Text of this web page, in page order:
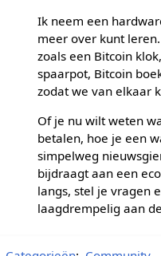
Ik neem een
meer over kunt
zoals een Bitcoin
spaarpot, Bitcoin
zodat we van elkaar
Of je nu wilt weten
betalen, hoe je een
simpelweg
bijdraagt aan een
langs, stel je vragen
laagdrempelig aan